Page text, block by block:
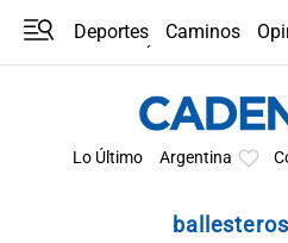
Deportes Caminos
Lo Último Argentina